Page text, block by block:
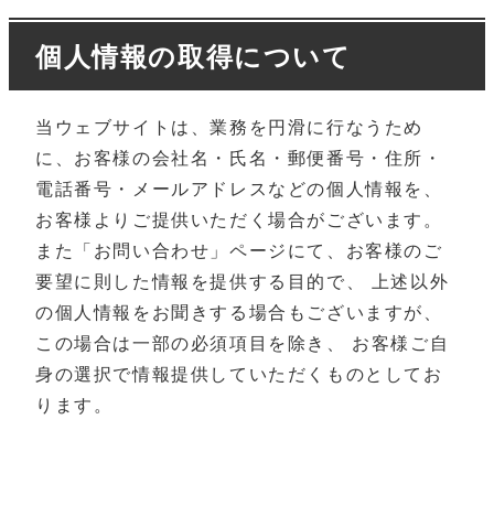
個人情報の取得について
当ウェブサイトは、業務を円滑に行なうため
に、お客様の会社名・氏名・郵便番号・住所・
電話番号・メールアドレスなどの個人情報を、
お客様よりご提供いただく場合がございます。
また「お問い合わせ」ページにて、お客様のご
要望に則した情報を提供する目的で、 上述以外
の個人情報をお聞きする場合もございますが、
この場合は一部の必須項目を除き、 お客様ご自
身の選択で情報提供していただくものとしてお
ります。